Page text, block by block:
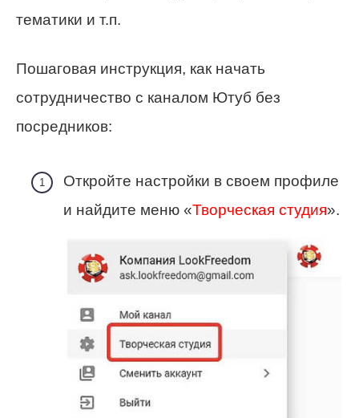
тематики и т.п.
Пошаговая инструкция, как начать
сотрудничество с каналом Ютуб без
посредников:
Откройте настройки в своем профиле
и найдите меню «Творческая студия».